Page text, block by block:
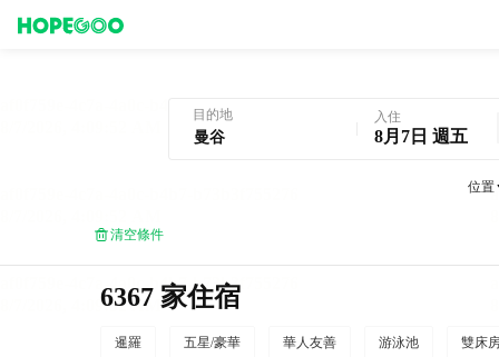
目的地 入住
8月7日 週五
位置
清空條件
6367 家住宿
暹羅 五星/豪華 華人友善 游泳池 雙床